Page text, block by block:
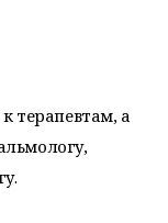
терапевтам, а